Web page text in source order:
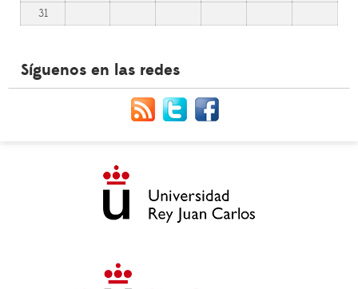
31
Síguenos en las redes